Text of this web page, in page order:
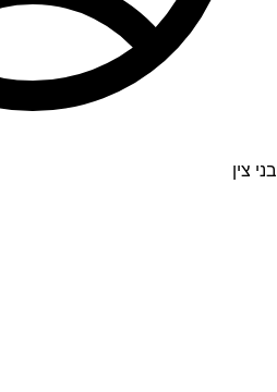
בני צין